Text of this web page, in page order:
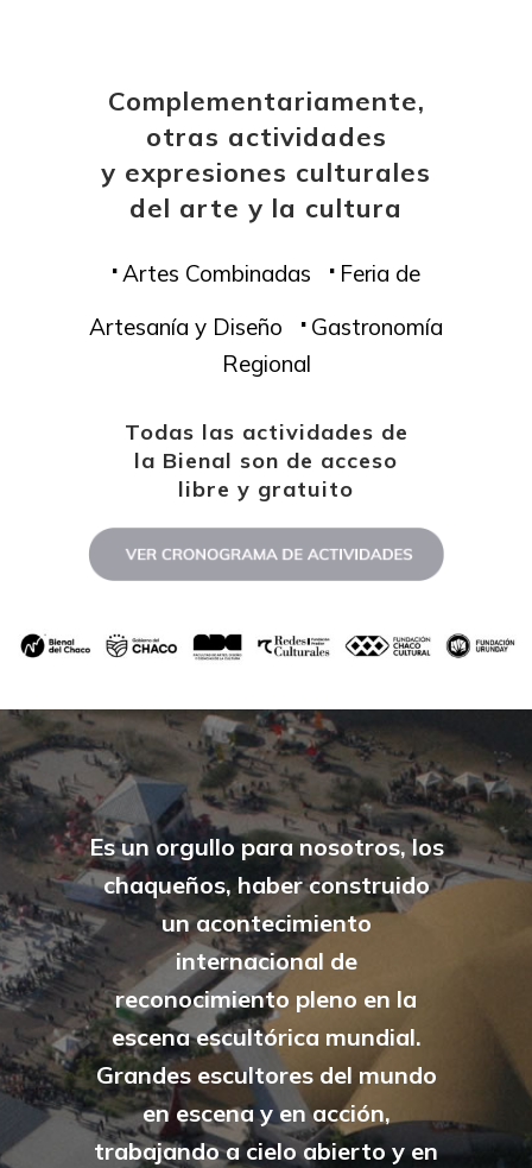
Complementariamente,
otras actividades
y expresiones culturales
del arte y la cultura
.Artes Combinadas . Feria de
Artesanía y Diseño . Gastronomía
Regional
Todas las actividades de
la Bienal son de acceso
libre y gratuito
Es un orgullo para nosotros, los
chaqueños, haber construido
un acontecimiento
internacional de
reconocimiento pleno en la
escena escultórica mundial.
Grandes escultores del mundo
en escena y en acción,
trabajando a cielo abierto y en